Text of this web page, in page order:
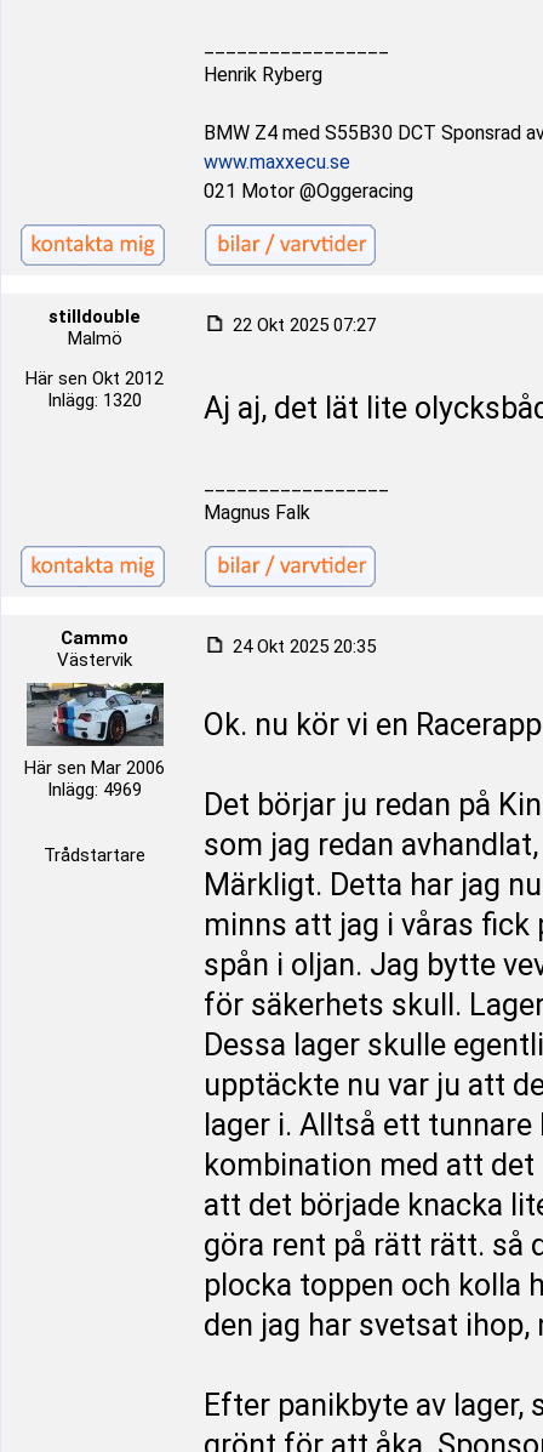
Henrik Ryberg
BMW Z4 med S55B30 DCT Sponsrad
www.maxxecu.se
021 Motor @Oggeracing
stilldouble
Malmö
Här sen Okt 2012
Inlägg: 1320
22 Okt 2025 07:27
Aj aj, det lät lite
Magnus Falk
Cammo
Västervik
Här sen Mar 2006
Inlägg: 4969
Trådstartare
24 Okt 2025 20:35
Ok. nu kör vi en
Det börjar ju redan på
som jag redan
Märkligt. Detta har jag
minns att jag i våras fick
spån i oljan. Jag bytte
för säkerhets skull.
Dessa lager skulle
upptäckte nu var ju att
lager i. Alltså ett
kombination med att
att det började knacka
göra rent på rätt rätt. så
plocka toppen och kolla
den jag har svetsat
Efter panikbyte av